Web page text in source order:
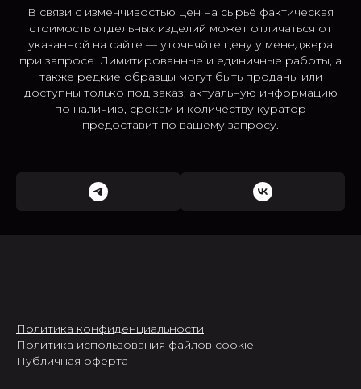
В связи с изменчивостью цен на сырьё фактическая
стоимость отдельных изделий может отличаться от
указанной на сайте — уточняйте цену у менеджера
при запросе. Лимитированные и единичные работы, а
также редкие образцы могут быть проданы или
доступны только под заказ; актуальную информацию
по наличию, срокам и количеству куратор
предоставит по вашему запросу.
Политика конфиденциальности
Политика использования файлов cookie
Публичная оферта